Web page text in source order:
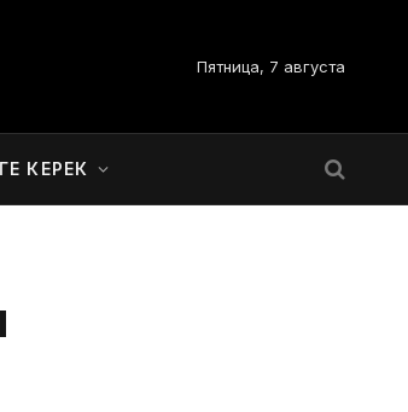
Пятница, 7 августа
КЕРЕК